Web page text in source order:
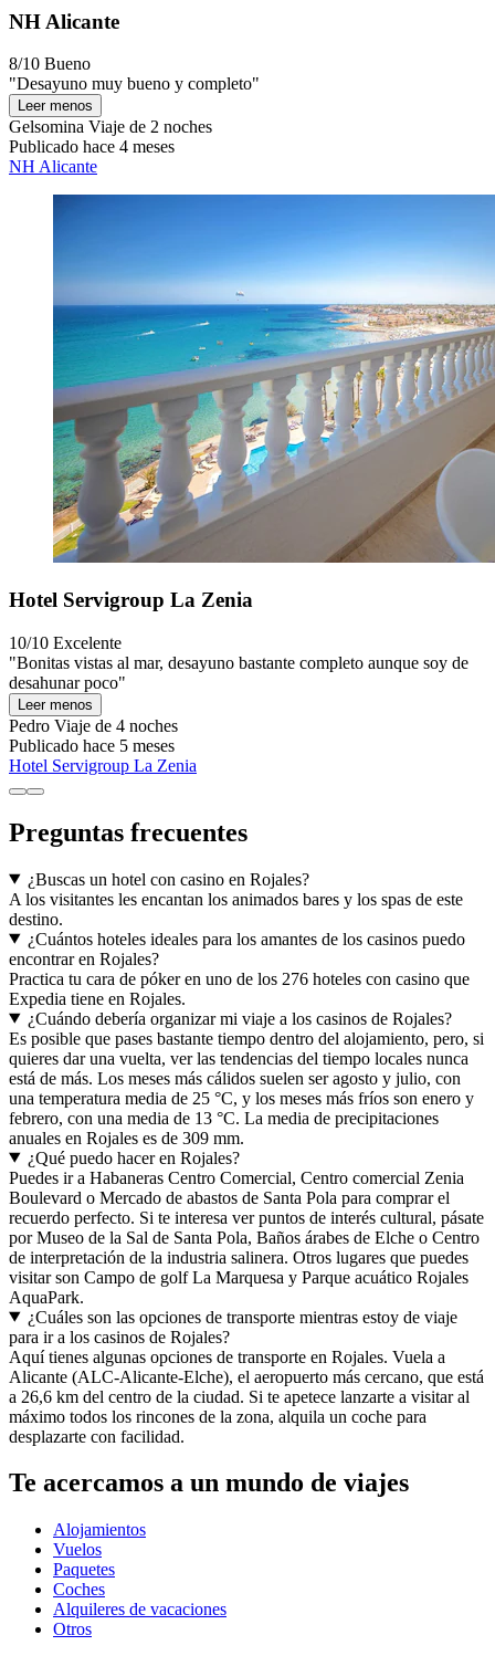
NH Alicante
8/10 Bueno
"Desayuno muy bueno y completo"
Leer menos
Gelsomina Viaje de 2 noches
Publicado hace 4 meses
NH Alicante
Hotel Servigroup La Zenia
10/10 Excelente
"Bonitas vistas al mar, desayuno bastante completo aunque soy de
desahunar poco"
Leer menos
Pedro Viaje de 4 noches
Publicado hace 5 meses
Hotel Servigroup La Zenia
Preguntas frecuentes
¿Buscas un hotel con casino en Rojales?
A los visitantes les encantan los animados bares y los spas de este
destino.
¿Cuántos hoteles ideales para los amantes de los casinos puedo
encontrar en Rojales?
Practica tu cara de póker en uno de los 276 hoteles con casino que
Expedia tiene en Rojales.
¿Cuándo debería organizar mi viaje a los casinos de Rojales?
Es posible que pases bastante tiempo dentro del alojamiento, pero, si
quieres dar una vuelta, ver las tendencias del tiempo locales nunca
está de más. Los meses más cálidos suelen ser agosto y julio, con
una temperatura media de 25 °C, y los meses más fríos son enero y
febrero, con una media de 13 °C. La media de precipitaciones
anuales en Rojales es de 309 mm.
¿Qué puedo hacer en Rojales?
Puedes ir a Habaneras Centro Comercial, Centro comercial Zenia
Boulevard o Mercado de abastos de Santa Pola para comprar el
recuerdo perfecto. Si te interesa ver puntos de interés cultural, pásate
por Museo de la Sal de Santa Pola, Baños árabes de Elche o Centro
de interpretación de la industria salinera. Otros lugares que puedes
visitar son Campo de golf La Marquesa y Parque acuático Rojales
AquaPark.
¿Cuáles son las opciones de transporte mientras estoy de viaje
para ir a los casinos de Rojales?
Aquí tienes algunas opciones de transporte en Rojales. Vuela a
Alicante (ALC-Alicante-Elche), el aeropuerto más cercano, que está
a 26,6 km del centro de la ciudad. Si te apetece lanzarte a visitar al
máximo todos los rincones de la zona, alquila un coche para
desplazarte con facilidad.
Te acercamos a un mundo de viajes
Alojamientos
Vuelos
Paquetes
Coches
Alquileres de vacaciones
Otros